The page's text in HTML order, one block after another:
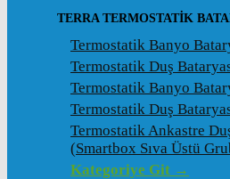
TERRA TERMOSTATİK
Termostatik Banyo
Termostatik Duş
Termostatik Banyo
Termostatik Duş
Termostatik Ankastre
(Smartbox Sıva Üstü
Kategoriye Git →